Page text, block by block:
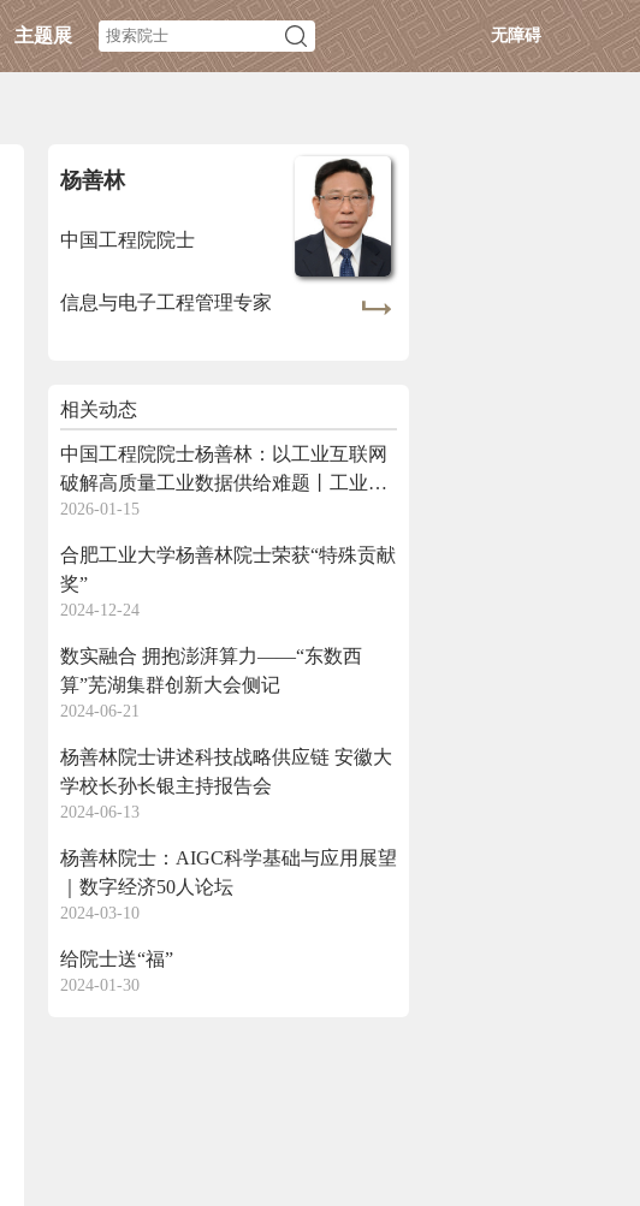
主题展 无障碍
杨善林
中国工程院院士
信息与电子工程管理专家
相关动态
中国工程院院士杨善林：以工业互联网
破解高质量工业数据供给难题丨工业互
联网和人工智能融合赋能
2026-01-15
合肥工业大学杨善林院士荣获“特殊贡献
奖”
2024-12-24
数实融合 拥抱澎湃算力——“东数西
算”芜湖集群创新大会侧记
2024-06-21
杨善林院士讲述科技战略供应链 安徽大
学校长孙长银主持报告会
2024-06-13
杨善林院士：AIGC科学基础与应用展望
｜数字经济50人论坛
2024-03-10
给院士送“福”
2024-01-30